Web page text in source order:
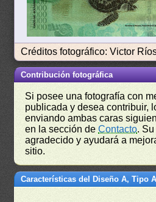
Créditos fotográfico: Victor
Contribución fotográfica
Si posee una fotografía con
publicada y desea contribuir,
enviando ambas caras
en la sección deContacto.
agradecido y ayudará a
sitio.
Características del Diseño A, Tipo A